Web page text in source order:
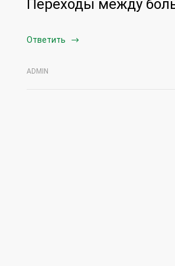
Переходы между
Ответить
ADMIN